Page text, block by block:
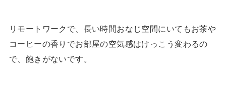
リモートワークで、長い時間おなじ空間にいてもお茶や
コーヒーの香りでお部屋の空気感はけっこう変わるの
で、飽きがないです。